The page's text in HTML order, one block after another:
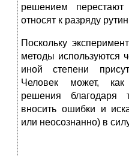
решением перестают
относят к разряду
Поскольку
методы используются
иной степени
Человек может, как
решения благодаря
вносить ошибки и
или неосознанно) в